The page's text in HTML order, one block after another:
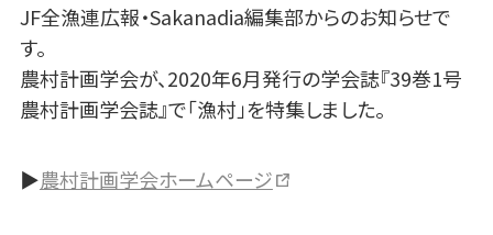
JF全漁連広報・Sakanadia編集部からのお知らせで
す。
農村計画学会が、2020年6月発行の学会誌『39巻1号
農村計画学会誌』で「漁村」を特集しました。
▶農村計画学会ホームページ